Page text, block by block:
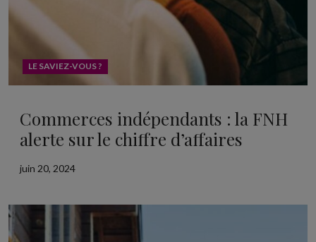
LE SAVIEZ-VOUS ?
Commerces indépendants : la FNH
alerte sur le chiffre d’affaires
juin 20, 2024